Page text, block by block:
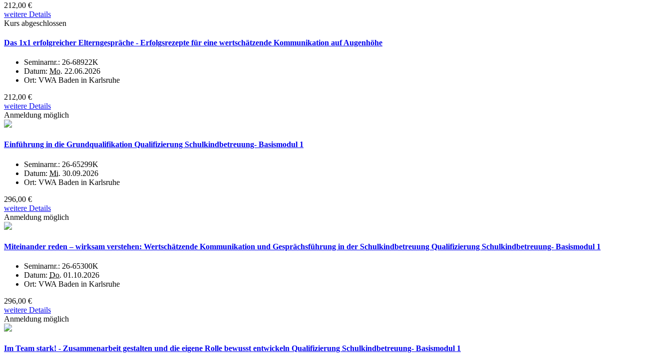
212,00 €
weitere Details
Kurs abgeschlossen
Das 1x1 erfolgreicher Elterngespräche - Erfolgsrezepte für eine wertschätzende Kommunikation auf Augenhöhe
Seminarnr.: 26-68922K
Datum: Mo. 22.06.2026
Ort: VWA Baden in Karlsruhe
212,00 €
weitere Details
Anmeldung möglich
Einführung in die Grundqualifikation Qualifizierung Schulkindbetreuung- Basismodul 1
Seminarnr.: 26-65299K
Datum: Mi. 30.09.2026
Ort: VWA Baden in Karlsruhe
296,00 €
weitere Details
Anmeldung möglich
Miteinander reden – wirksam verstehen: Wertschätzende Kommunikation und Gesprächsführung in der Schulkindbetreuung Qualifizierung Schulkindbetreuung- Basismodul 1
Seminarnr.: 26-65300K
Datum: Do. 01.10.2026
Ort: VWA Baden in Karlsruhe
296,00 €
weitere Details
Anmeldung möglich
Im Team stark! - Zusammenarbeit gestalten und die eigene Rolle bewusst entwickeln Qualifizierung Schulkindbetreuung- Basismodul 1